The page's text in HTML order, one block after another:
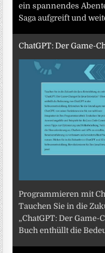
ein spannendes
Saga aufgreift und
ChatGPT: Der Game-
Programmieren mit
Tauchen Sie in die
„ChatGPT: Der
Buch enthüllt die